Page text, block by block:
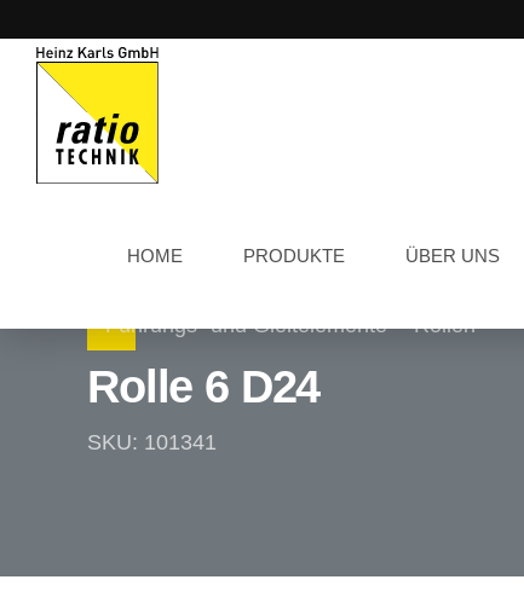
HOME PRODUKTE ÜBER UNS
Führungs- und Gleitelemente Rollen
Rolle 6 D24
SKU: 101341